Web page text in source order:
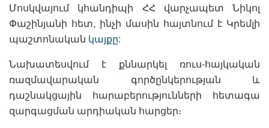
Մոսկվայում կհանդիպի ՀՀ վարչապետ Նիկոլ
Փաշինյանի հետ, ինչի մասին հայտնում է Կրեմլի
պաշտոնական կայքը:
Նախատեսվում է քննարկել ռուս-հայկական
ռազմավարական գործընկերության և
դաշնակցային հարաբերությունների հետագա
զարգացման արդիական հարցեր։